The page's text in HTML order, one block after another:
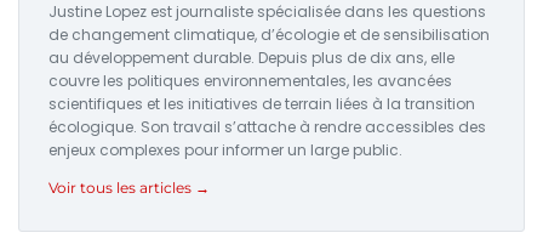
Justine Lopez est journaliste spécialisée dans les questions
de changement climatique, d’écologie et de sensibilisation
au développement durable. Depuis plus de dix ans, elle
couvre les politiques environnementales, les avancées
scientifiques et les initiatives de terrain liées à la transition
écologique. Son travail s’attache à rendre accessibles des
enjeux complexes pour informer un large public.
Voir tous les articles →